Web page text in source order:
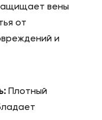
вены
от
и
Плотный